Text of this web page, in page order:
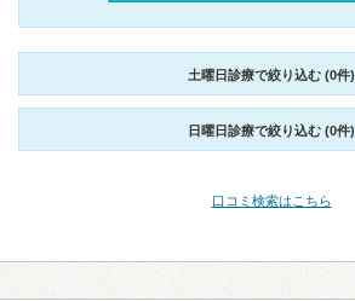
土曜日診療で絞り込む (0件)
日曜日診療で絞り込む (0件)
口コミ検索はこちら